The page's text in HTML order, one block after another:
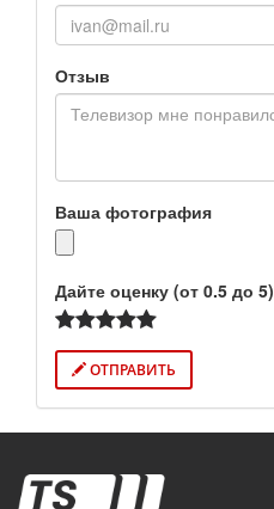
Отзыв
Ваша фотография
Дайте оценку (от 0.5 до 5)
ОТПРАВИТЬ